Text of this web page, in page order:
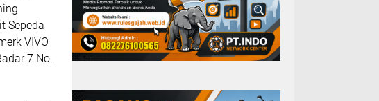
Sepeda
VIVO
7 No.